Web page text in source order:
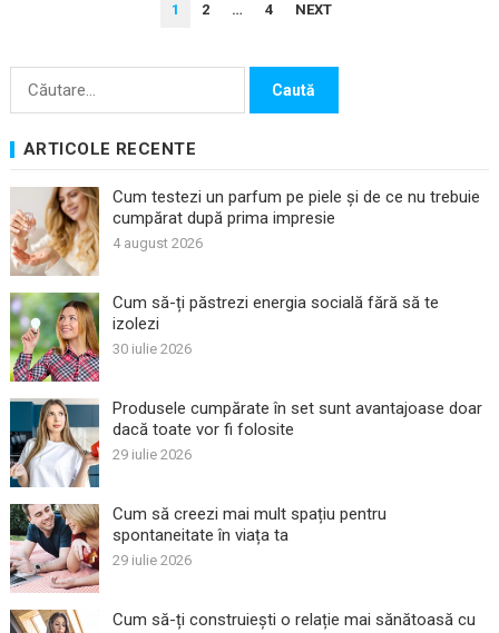
1 2 … 4 NEXT
Caută
ARTICOLE RECENTE
Cum testezi un parfum pe piele și de ce nu trebuie
cumpărat după prima impresie
4 august 2026
Cum să-ți păstrezi energia socială fără să te
izolezi
30 iulie 2026
Produsele cumpărate în set sunt avantajoase doar
dacă toate vor fi folosite
29 iulie 2026
Cum să creezi mai mult spațiu pentru
spontaneitate în viața ta
29 iulie 2026
Cum să-ți construiești o relație mai sănătoasă cu